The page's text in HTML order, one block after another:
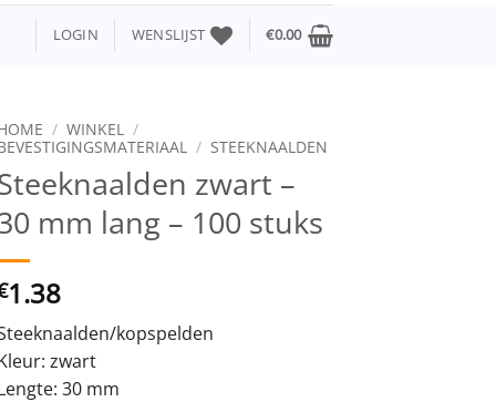
LOGIN WENSLIJST €0.00
/ WINKEL /
/ STEEKNAALDEN
zwart –
mm lang – 100 stuks
1.38
kopspelden
zwart
30 mm